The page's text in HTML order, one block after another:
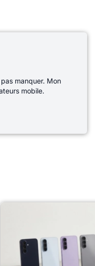
manquer. Mon
mobile.